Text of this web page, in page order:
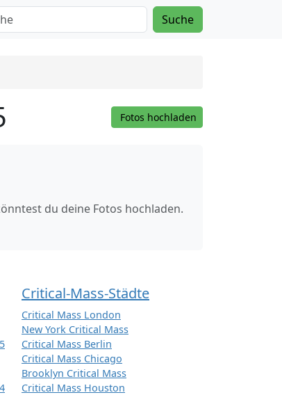
Suche
Fotos hochladen
du deine Fotos hochladen.
Critical-Mass-Städte
Critical Mass London
New York Critical Mass
Critical Mass Berlin
Critical Mass Chicago
Brooklyn Critical Mass
Critical Mass Houston